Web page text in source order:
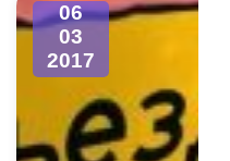
06
03
2017